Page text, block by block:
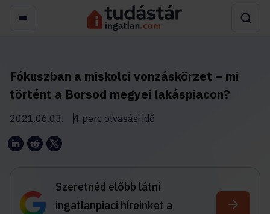
Fókuszban a miskolci vonzáskörzet – mi
történt a Borsod megyei lakáspiacon?
2021.06.03. 4 perc olvasási idő
Szeretnéd előbb látni
ingatlanpiaci híreinket a